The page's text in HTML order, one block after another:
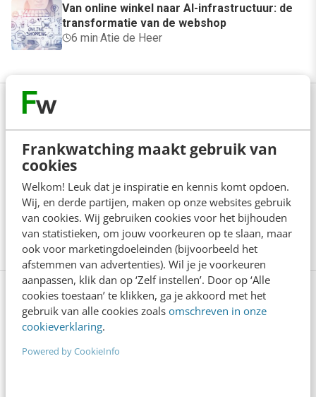
Frankwatching maakt gebruik van
cookies
Welkom! Leuk dat je inspiratie en kennis komt opdoen.
Wij, en derde partijen, maken op onze websites gebruik
van cookies. Wij gebruiken cookies voor het bijhouden
van statistieken, om jouw voorkeuren op te slaan, maar
ook voor marketingdoeleinden (bijvoorbeeld het
afstemmen van advertenties). Wil je je voorkeuren
aanpassen, klik dan op ‘Zelf instellen’. Door op ‘Alle
cookies toestaan’ te klikken, ga je akkoord met het
gebruik van alle cookies zoals omschreven in onze
cookieverklaring.
Powered by CookieInfo
Van online winkel naar AI-infrastructuur: de
transformatie van de webshop
6 min·Atie de Heer
Bekijk deze topics of volg ze via een
NieuwsAlert
Apple
Customer experience Infographics
iOS iPhone iPhone5 Mashable
Lees 7 reacties Delen